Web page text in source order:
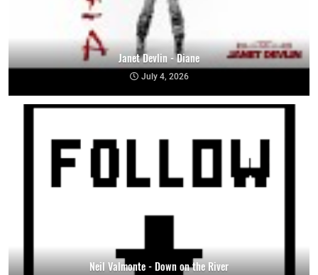
Janet Devlin - Diane
July 4, 2026
Neil Valmonte - Down on the River